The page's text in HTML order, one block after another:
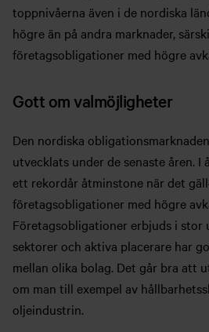
toppnivåerna även i de nordiska
högre än på andra marknader,
företagsobligationer med högre
Gott om valmöjligheter
Den nordiska
utvecklats under de senaste åren. I
ett rekordår åtminstone när det
företagsobligationer med högre
Företagsobligationer erbjuds i stor
sektorer och aktiva placerare har
mellan olika bolag. Det går bra att
om man till exempel av
oljeindustrin.